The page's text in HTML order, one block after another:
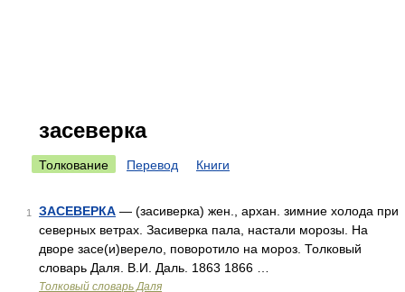
засеверка
Толкование Перевод Книги
1 ЗАСЕВЕРКА — (засиверка) жен., архан. зимние холода при
северных ветрах. Засиверка пала, настали морозы. На
дворе засе(и)верело, поворотило на мороз. Толковый
словарь Даля. В.И. Даль. 1863 1866 …
Толковый словарь Даля